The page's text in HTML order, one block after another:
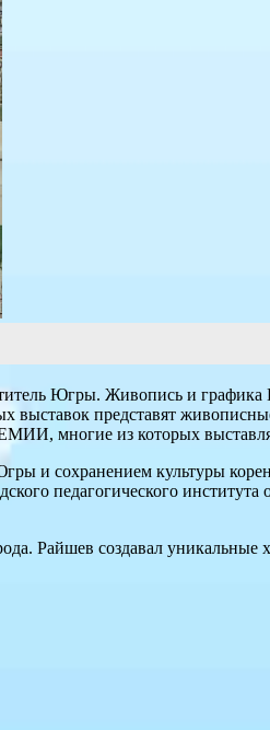
Югры. Живопись и
выставок представят
многие из которых
и сохранением культуры
педагогического
Райшев создавал уникальные